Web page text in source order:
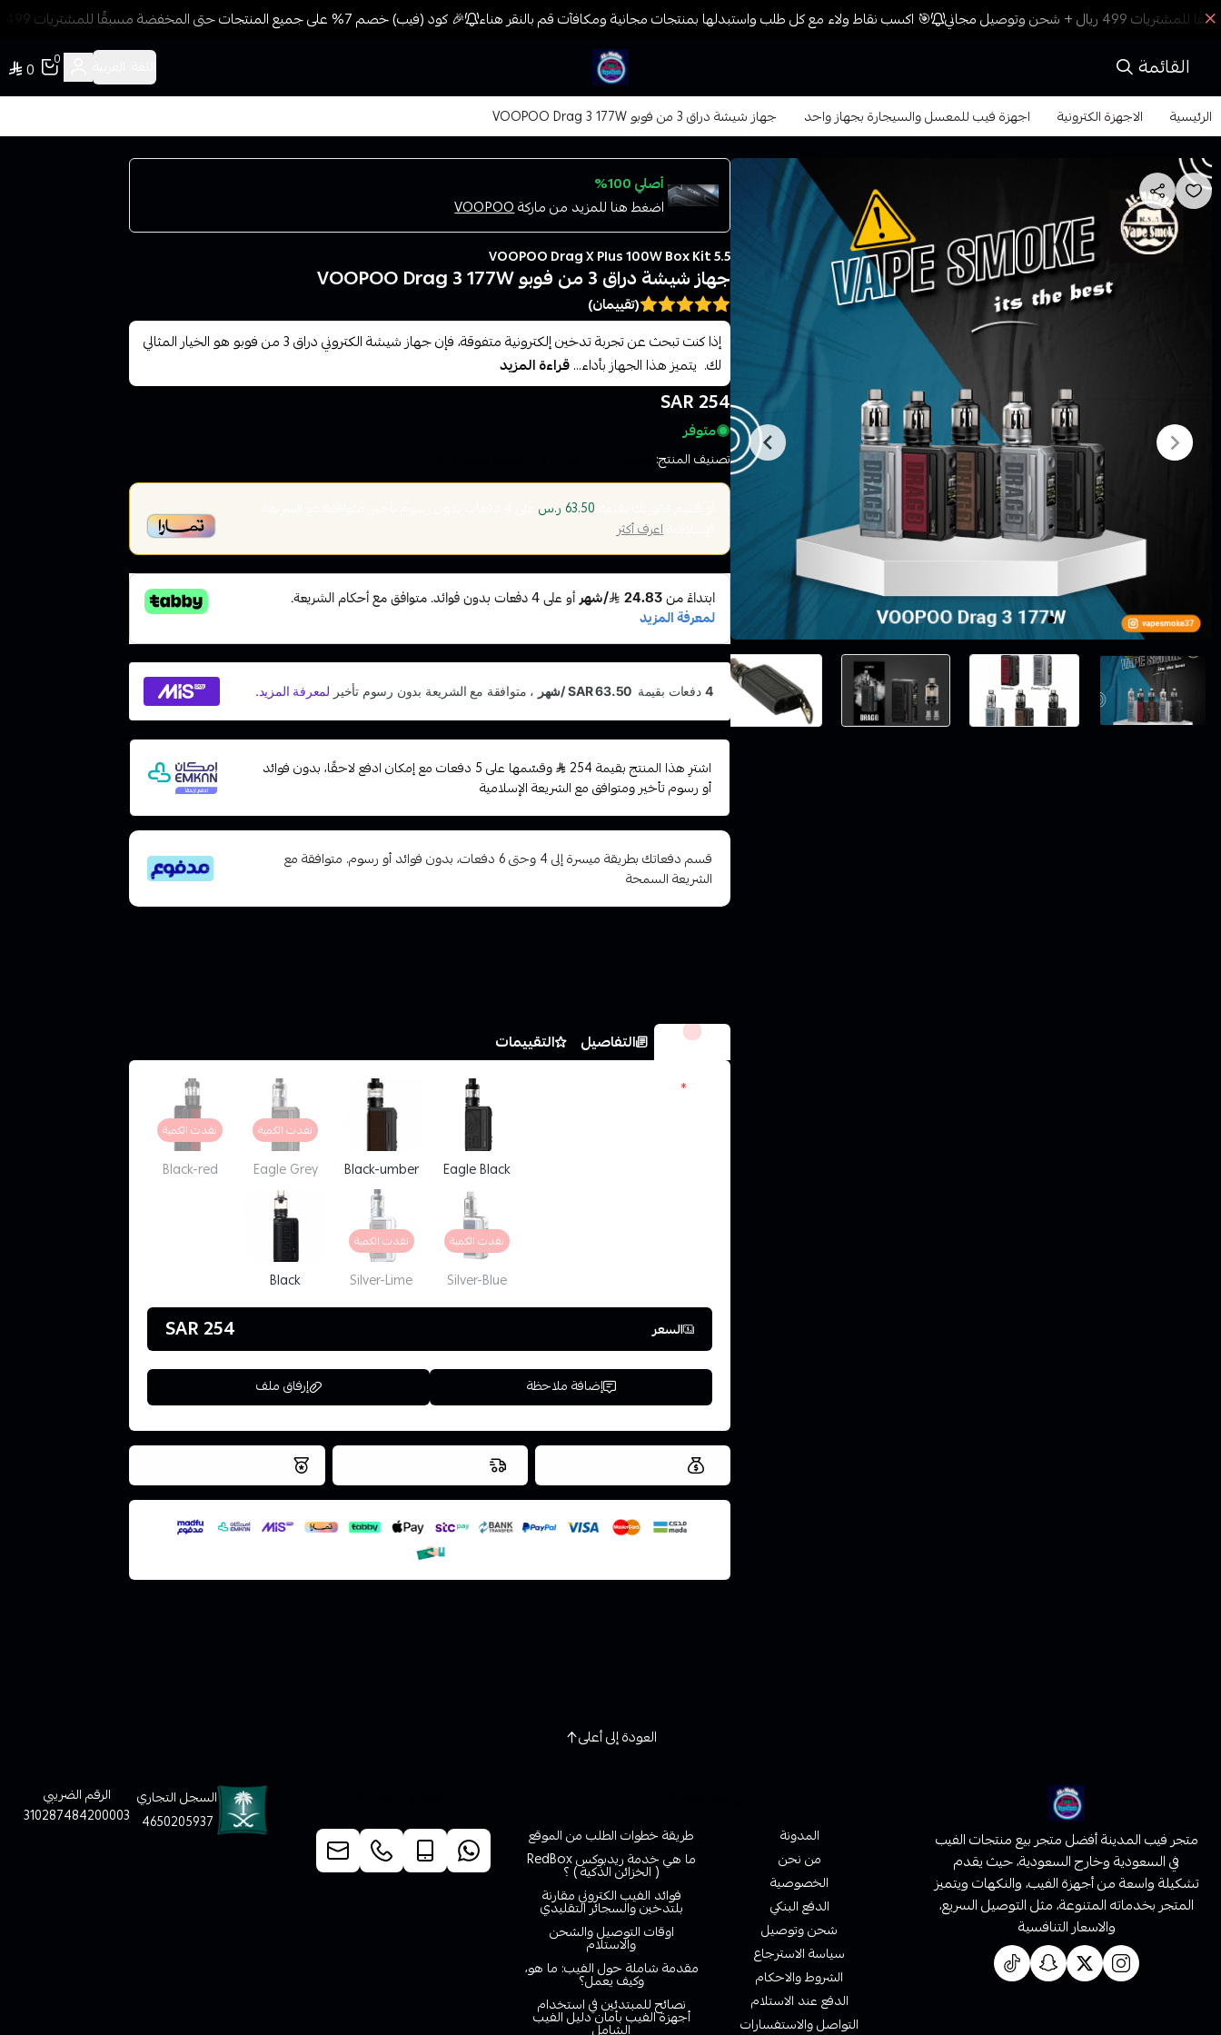
🎯 اكسب نقاط ولاء مع كل طلب واستبدلها بمنتجات مجانية ومكافآت قم بالنقر هناء 🎉 كود (فيب) خصم 7% على جميع المنتجات حتى المخفضة مسبقًا للمشتريات 499 ريال + شحن وتوصيل مجاني
القائمة فيب المدينة
0
0
الرئيسية الاجهزة الكترونية اجهزة فيب للمعسل والسيجارة بجهاز واحد جهاز شيشة دراق 3 من فوبو VOOPOO Drag 3 177W
أصلي 100%
اضغط هنا للمزيد من ماركةVOOPOO
VOOPOO Drag X Plus 100W Box Kit 5.5
جهاز شيشة دراق 3 من فوبو VOOPOO Drag 3 177W
(تقييمان)
إذا كنت تبحث عن تجربة تدخين إلكترونية متفوقة، فإن جهاز شيشة الكتروني دراق 3 من فوبو هو الخيار المثالي
لك. يتميز هذا الجهاز بأداء...قراءة المزيد
254 SAR
متوفر
تصنيف المنتج:
63.50 ر.س على
الإسلاميةاعرف أكثر
اشترِ هذا المنتج بقيمة 254
وقسّمها على 5 دفعات مع إمكان ادفع لاحقًا، بدون فوائد
أو رسوم تأخير ومتوافق مع الشريعة الإسلامية
قسم دفعاتك بطريقة ميسرة إلى 4 وحتى 6 دفعات، بدون فوائد أو رسوم. متوافقة مع
الشريعة السمحة
الخيارات التفاصيل التقييمات
*
Eagle Black
Black-umber
نفدت الكمية
Eagle Grey
نفدت الكمية
Black-red
نفدت الكمية
Silver-Blue
نفدت الكمية
Silver-Lime
Black
السعر 254 SAR
إضافة ملاحظة إرفاق ملف
اسحب و افلت الملف هنا
استعراض
العروض والشحن مجاني نتميز بلجودة والتخزين الامن
العودة إلى أعلى
متجر فيب المدينة أفضل متجر بيع منتجات الفيب
في السعودية وخارج السعودية، حيث يقدم
تشكيلة واسعة من أجهزة الفيب، والنكهات ويتميز
المتجر بخدماته المتنوعة، مثل التوصيل السريع،
والاسعار التنافسية
المدونة
من نحن
الخصوصية
الدفع البنكي
شحن وتوصيل
سياسة الاسترجاع
الشروط والاحكام
الدفع عند الاستلام
التواصل والاستفسارات
طريقة خطوات الطلب من الموقع
ما هي خدمة ريدبوكس RedBox
( الخزائن الذكية ) ؟
فوائد الفيب الكتروني مقارنة
بلتدخين والسجائر التقليدي
اوقات التوصيل والشحن
والاستلام
مقدمة شاملة حول الفيب: ما هو،
وكيف يعمل؟
نصائح للمبتدئين في استخدام
أجهزة الفيب بأمان دليل الفيب
الشامل
السجل التجاري
4650205937
الرقم الضريبي
310287484200003